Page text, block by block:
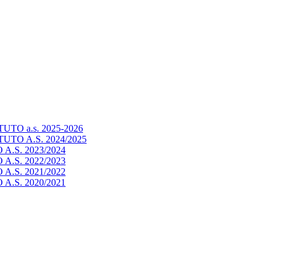
a.s. 2025-2026
A.S. 2024/2025
2023/2024
2022/2023
2021/2022
2020/2021